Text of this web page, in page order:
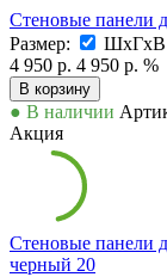
Стеновые панели
Размер:
ШxГxВ
4 950 р. 4 950 р. %
В корзину
● В наличии
Акция
Стеновые панели
черный 20